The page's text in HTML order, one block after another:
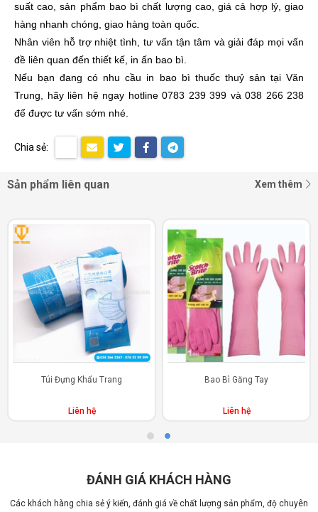
suất cao, sản phẩm bao bì chất lượng cao, giá cả hợp lý, giao
hàng nhanh chóng, giao hàng toàn quốc.
Nhân viên hỗ trợ nhiệt tình, tư vấn tận tâm và giải đáp mọi vấn
đề liên quan đến thiết kế, in ấn bao bì.
Nếu bạn đang có nhu cầu in bao bì thuốc thuỷ sản tại Văn
Trung, hãy liên hệ ngay hotline 0783 239 399 và 038 266 238
để được tư vấn sớm nhé.
Chia sẻ:
Sản phẩm liên quan Xem thêm
Túi Đựng Khẩu Trang
Liên hệ
Bao Bì Găng Tay
Liên hệ
ĐÁNH GIÁ KHÁCH HÀNG
Các khách hàng chia sẻ ý kiến, đánh giá về chất lượng sản phẩm, độ chuyên